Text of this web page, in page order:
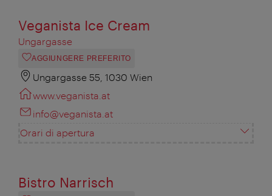
Veganista Ice Cream
Ungargasse
AGGIUNGERE PREFERITO
Ungargasse 55, 1030 Wien
www.veganista.at
info@veganista.at
Orari di apertura
Bistro Narrisch